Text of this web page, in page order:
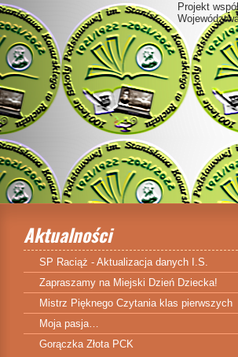
Projekt
Aktualności
SP Raciąż - Aktualizacja danych I.S.
Zapraszamy na Miejski Dzień Dziecka!
Mistrz Pięknego Czytania klas pierwszych
Moja pasja…
Gorączka Złota PCK